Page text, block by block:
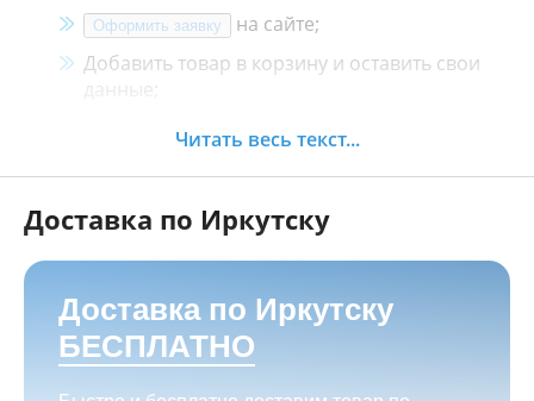
Оформить заявку
на сайте;
Добавить товар в корзину и оставить свои
данные;
Менеджер свяжется с Вами в течение 30
Как оплатить:
Наличными, пластиковой картой, кредитной
картой и картой ХАЛВА в кассе нашего
магазина по адресуг. Иркутск, ул. Баррикад
24а, Мотосалон БАРС
Переводом на корпоративную карту
Читать весь текст...
Доставка по Иркутску
Доставка по Иркутску
БЕСПЛАТНО